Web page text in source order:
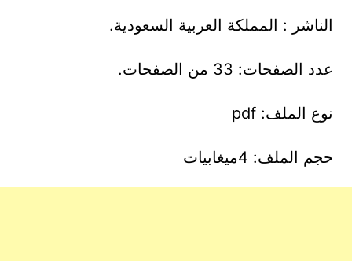
الناشر : المملكة العربية السعودية.
عدد الصفحات: 33 من الصفحات.
نوع الملف: pdf
حجم الملف: 4ميغابيات